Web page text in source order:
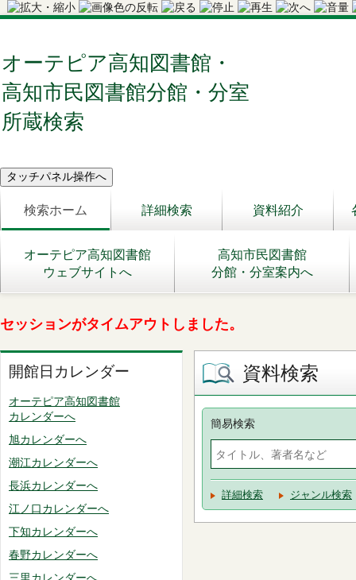
オーテピア高知図書館・
高知市民図書館分館・分室
所蔵検索
検索ホーム 詳細検索 資料紹介
オーテピア高知図書館
ウェブサイトへ
高知市民図書館
分館・分室案内へ
セッションがタイムアウトしました。
開館日カレンダー
オーテピア高知図書館
カレンダーへ
旭カレンダーへ
潮江カレンダーへ
長浜カレンダーへ
江ノ口カレンダーへ
下知カレンダーへ
春野カレンダーへ
資料検索
簡易検索
詳細検索 ジャンル検索